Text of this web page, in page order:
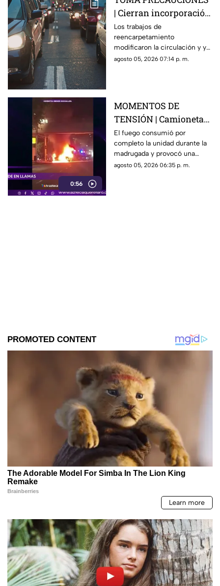
| Cierran incorporación
hacia la carretera 57;
esta es la zona afectada
Los trabajos de
reencarpetamiento
modificaron la circulación y ya
generan carga vehicular en el
agosto 05, 2026 07:14 p. m.
0:56
MOMENTOS DE
TENSIÓN | Camioneta
termina calcinada
sobre avenida
Constituyentes; así se
vivió el momento
El fuego consumió por
completo la unidad durante la
madrugada y provocó una
intensa movilización en una de
agosto 05, 2026 06:35 p. m.